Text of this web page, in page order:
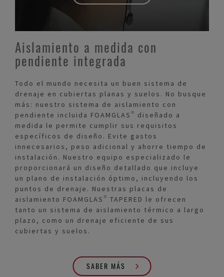
Aislamiento a medida con
pendiente integrada
Todo el mundo necesita un buen sistema de
drenaje en cubiertas planas y suelos. No busque
más: nuestro sistema de aislamiento con
pendiente incluida FOAMGLAS® diseñado a
medida le permite cumplir sus requisitos
específicos de diseño. Evite gastos
innecesarios, peso adicional y ahorre tiempo de
instalación. Nuestro equipo especializado le
proporcionará un diseño detallado que incluye
un plano de instalación óptimo, incluyendo los
puntos de drenaje. Nuestras placas de
aislamiento FOAMGLAS® TAPERED le ofrecen
tanto un sistema de aislamiento térmico a largo
plazo, como un drenaje eficiente de sus
cubiertas y suelos.
SABER MÁS